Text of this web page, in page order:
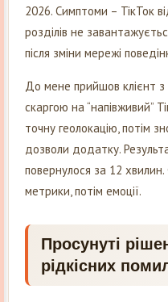
2026. Симптоми – ТікТок
розділів не
після зміни мережі
До мене прийшов клієнт з
скаргою на “напівживий”
точну геолокацію, потім
дозволи додатку.
повернулося за 12
метрики, потім емоції.
Просунуті
рідкісних